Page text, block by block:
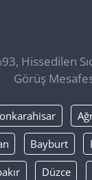
Hissedilen
Görüş
Bayburt
Düzce